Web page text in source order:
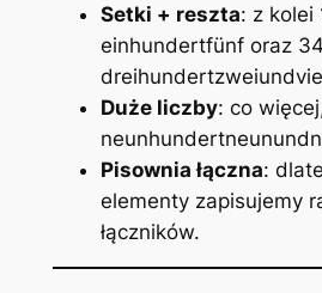
Setki + reszta: z kolei
einhundertfünforaz
Duże liczby: co
Pisownia łączna:
elementy zapisujemy
łączników.